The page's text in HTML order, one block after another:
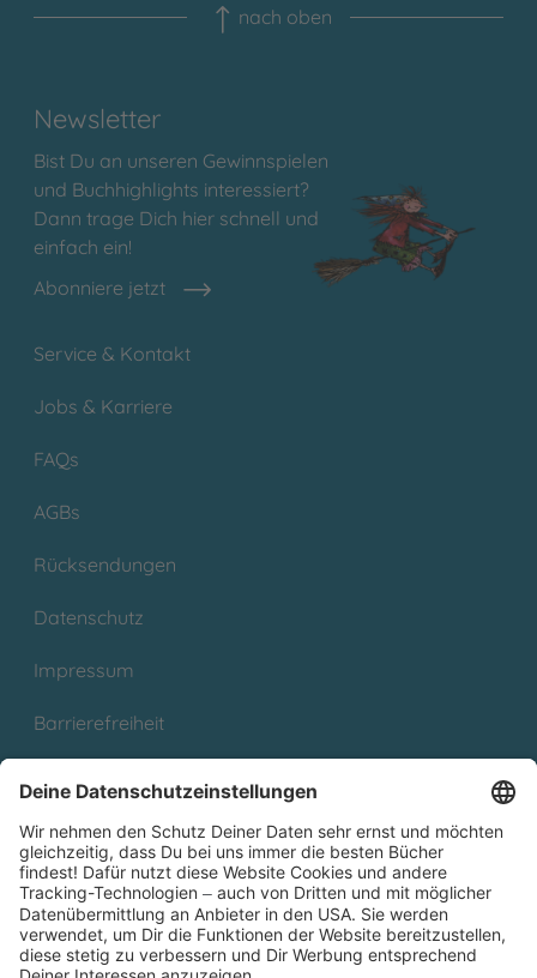
nach oben
Newsletter
Bist Du an unseren Gewinnspielen
und Buchhighlights interessiert?
Dann trage Dich hier schnell und
einfach ein!
Abonniere jetzt
Service & Kontakt
Jobs & Karriere
FAQs
AGBs
Rücksendungen
Datenschutz
Impressum
Barrierefreiheit
Partnerprogramm (Affiliate)
Folge uns auf